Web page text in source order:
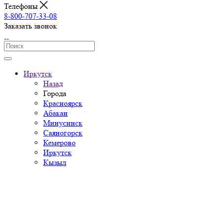
Телефоны
8-800-707-33-08
Заказать звонок
Иркутск
Назад
Города
Красноярск
Абакан
Минусинск
Саяногорск
Кемерово
Иркутск
Кызыл